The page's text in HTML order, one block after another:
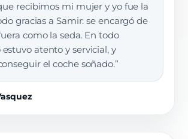
recibimos mi mujer y yo fue la
gracias a Samir: se encargó de
como la seda. En todo
atento y servicial, y
el coche soñado.”